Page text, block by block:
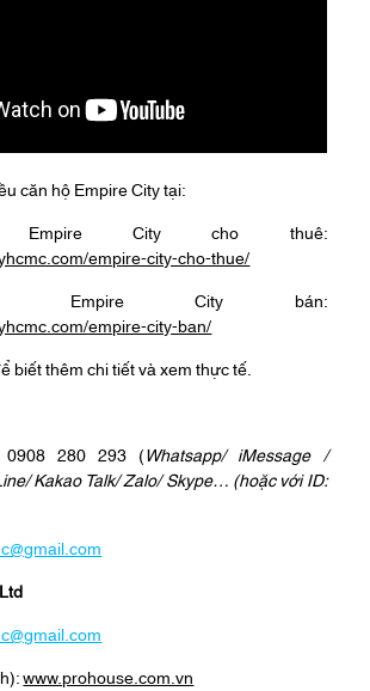
căn hộ Empire City tại:
City cho thuê:
empire-city-cho-thue/
Empire City bán:
empire-city-ban/
biết thêm chi tiết và xem thực tế.
0908 280 293 (Whatsapp/iMessage/
/Kakao Talk/Zalo/ Skype… (hoặc với ID:
www.prohouse.com.vn